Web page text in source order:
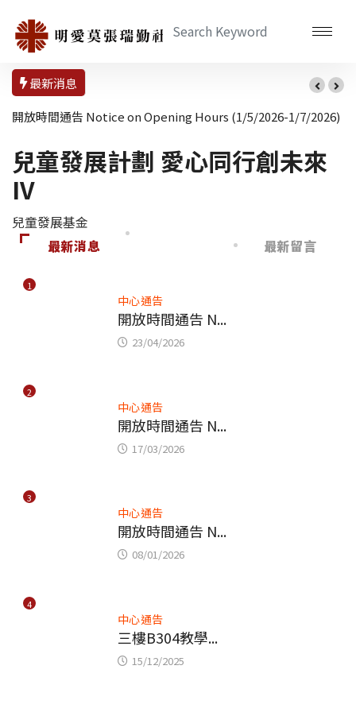
最新消息
開放時間通告 Notice on Opening Hours (1/5/2026-1/7/2026)
兒童發展計劃 愛心同行創未來
IV
兒童發展基金
最新消息
最新留言
1
中心通告
開放時間通告 N...
23/04/2026
2
中心通告
開放時間通告 N...
17/03/2026
3
中心通告
開放時間通告 N...
08/01/2026
4
中心通告
三樓B304教學...
15/12/2025